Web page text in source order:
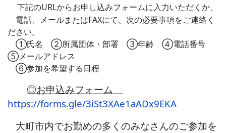
下記のURLからお申し込みフォームに入力いただくか、
電話、メールまたはFAXにて、次の必要事項をご連絡く
ださい。
①氏名 ②所属団体・部署 ③年齢 ④電話番号
⑤メールアドレス
⑥参加を希望する日程
◎お申込みフォーム
https://forms.gle/3iSt3XAe1aADx9EKA
大町市内でお勤めの多くのみなさんのご参加を